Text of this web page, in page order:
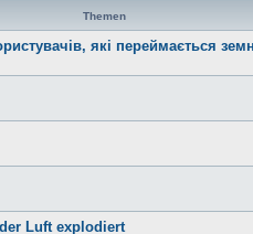
Themen
які переймається
Luft explodiert